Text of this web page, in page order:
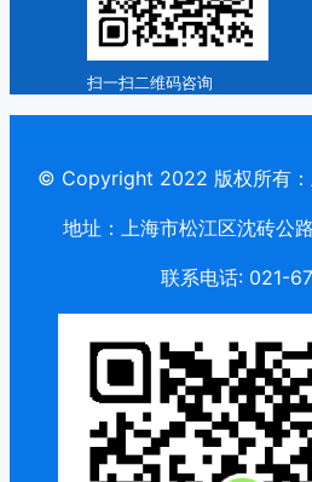
扫一扫二维码咨询
© Copyright 2022 版权所有：
地址：上海市松江区沈砖公
联系电话: 021-